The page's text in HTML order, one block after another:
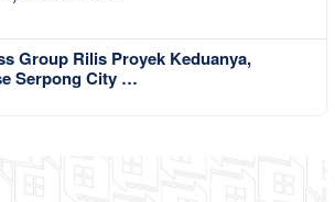
Group Rilis Proyek Keduanya,
Serpong City …